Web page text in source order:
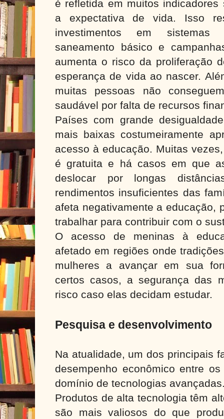
é refletida em muitos indicadores
a expectativa de vida. Isso
investimentos em
saneamento básico e
aumenta o risco da proliferação
esperança de vida ao nascer.
muitas pessoas não
saudável por falta de recursos
Países com grande
mais baixas costumeiramente
acesso à educação. Muitas
é gratuita e há casos em que
deslocar por longas
rendimentos insuficientes das
afeta negativamente a educação,
trabalhar para contribuir com o
O acesso de meninas à
afetado em regiões onde
mulheres a avançar em sua
certos casos, a segurança das
risco caso elas decidam estudar.
Pesquisa e desenvolvimento
Na atualidade, um dos principais
desempenho econômico entre
domínio de tecnologias
Produtos de alta tecnologia têm
são mais valiosos do que